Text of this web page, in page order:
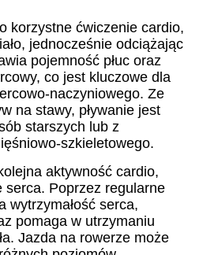
korzystne ćwiczenie cardio,
jednocześnie odciążając
pojemność płuc oraz
co jest kluczowe dla
naczyniowego. Ze
na stawy, pływanie jest
starszych lub z
szkieletowego.
aktywność cardio,
serca. Poprzez regularne
wytrzymałość serca,
pomaga w utrzymaniu
Jazda na rowerze może